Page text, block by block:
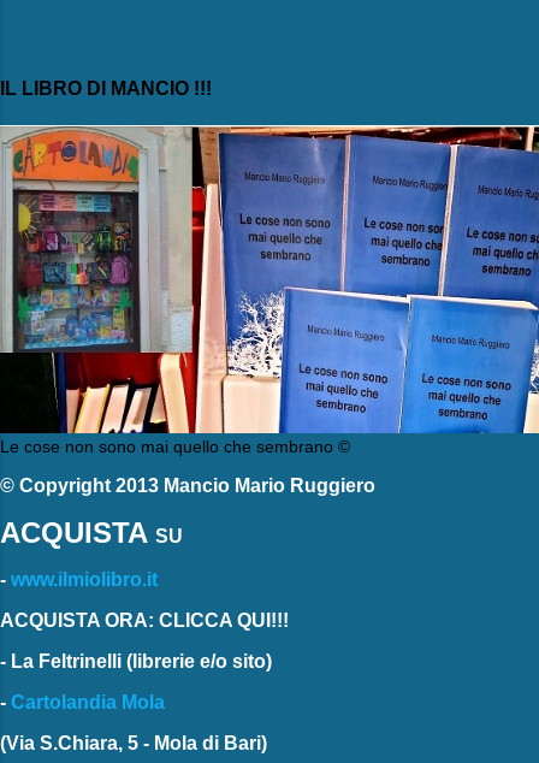
IL LIBRO DI MANCIO !!!
Le cose non sono mai quello che sembrano ©
© Copyright 2013 Mancio Mario Ruggiero
ACQUISTA SU
- www.ilmiolibro.it
ACQUISTA ORA: CLICCA QUI!!!
- La Feltrinelli (librerie e/o sito)
- Cartolandia Mola
(Via S.Chiara, 5 - Mola di Bari)